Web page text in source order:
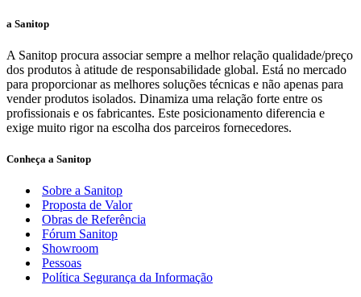
a Sanitop
A Sanitop procura associar sempre a melhor relação qualidade/preço
dos produtos à atitude de responsabilidade global. Está no mercado
para proporcionar as melhores soluções técnicas e não apenas para
vender produtos isolados. Dinamiza uma relação forte entre os
profissionais e os fabricantes. Este posicionamento diferencia e
exige muito rigor na escolha dos parceiros fornecedores.
Conheça a Sanitop
Sobre a Sanitop
Proposta de Valor
Obras de Referência
Fórum Sanitop
Showroom
Pessoas
Política Segurança da Informação